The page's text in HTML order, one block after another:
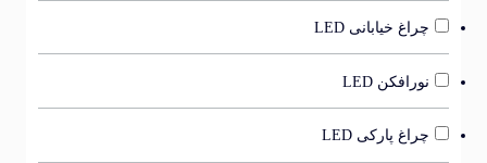
چراغ خیابانی LED
نورافکن LED
چراغ پارکی LED